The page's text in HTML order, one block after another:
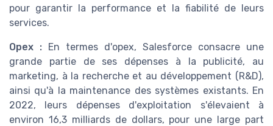
pour garantir la performance et la fiabilité de leurs
services.
Opex : En termes d'opex, Salesforce consacre une
grande partie de ses dépenses à la publicité, au
marketing, à la recherche et au développement (R&D),
ainsi qu'à la maintenance des systèmes existants. En
2022, leurs dépenses d'exploitation s'élevaient à
environ 16,3 milliards de dollars, pour une large part